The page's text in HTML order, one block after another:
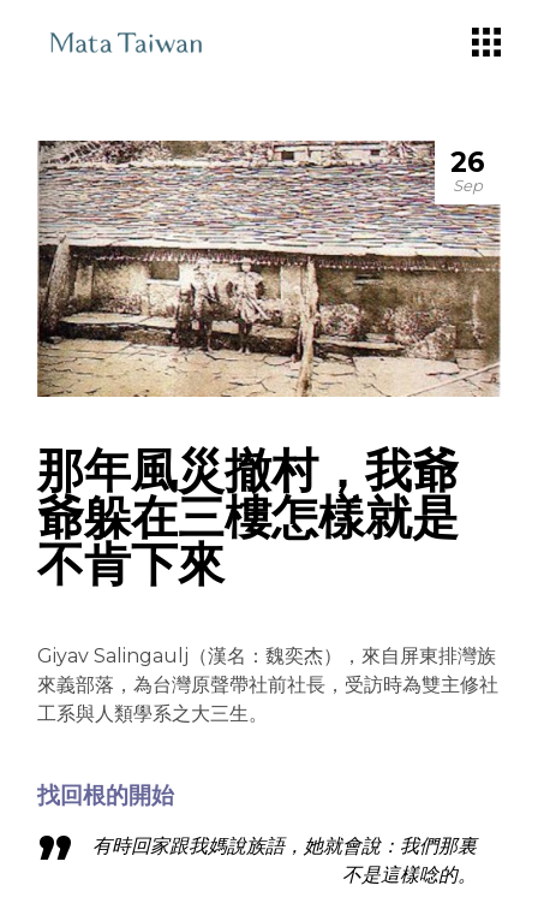
26
Sep
那年風災撤村，我爺
爺躲在三樓怎樣就是
不肯下來
Giyav Salingaulj（漢名：魏奕杰），來自屏東排灣族
來義部落，為台灣原聲帶社前社長，受訪時為雙主修社
工系與人類學系之大三生。
找回根的開始
有時回家跟我媽說族語，她就會說： 我們那裏
不是這樣唸的。